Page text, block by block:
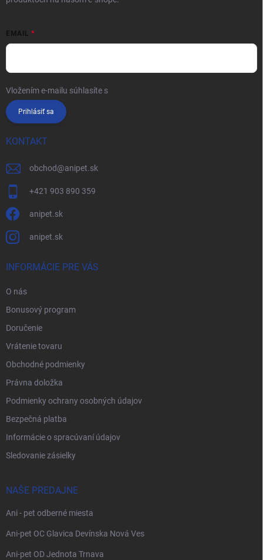
EMAIL
Vložením e-mailu súhlasíte s
Prihlásiť sa
KONTAKT
obchod@anipet.sk
+421 903 890 359
anipet.sk
anipet.sk
INFORMÁCIE PRE VÁS
O nás
Bonusový program
Doručenie
Vrátenie tovaru
Obchodné podmienky
Právna doložka
Podmienky ochrany osobných údajov
Bezpečná platba
Informácie o spracúvaní údajov
Sledovanie zásielky
NAŠE PREDAJNE
Ani - pet odberné miesta
Ani-pet OC Glavica Devínska Nová Ves
Ani-pet OD Jednota Trnava